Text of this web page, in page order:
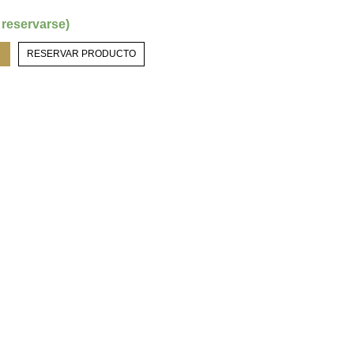
RESERVAR PRODUCTO